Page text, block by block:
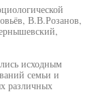
В.В.Розанов,
исходным
семьи и
различных